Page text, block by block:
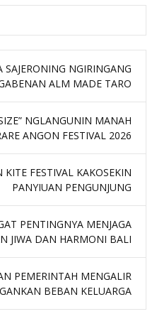
SAJERONING NGIRINGANG
ALM MADE TARO
NGLANGUNIN MANAH
ANGON FESTIVAL 2026
KITE FESTIVAL KAKOSEKIN
PANYIUAN PENGUNJUNG
PENTINGNYA MENJAGA
JIWA DAN HARMONI BALI
PEMERINTAH MENGALIR
BEBAN KELUARGA